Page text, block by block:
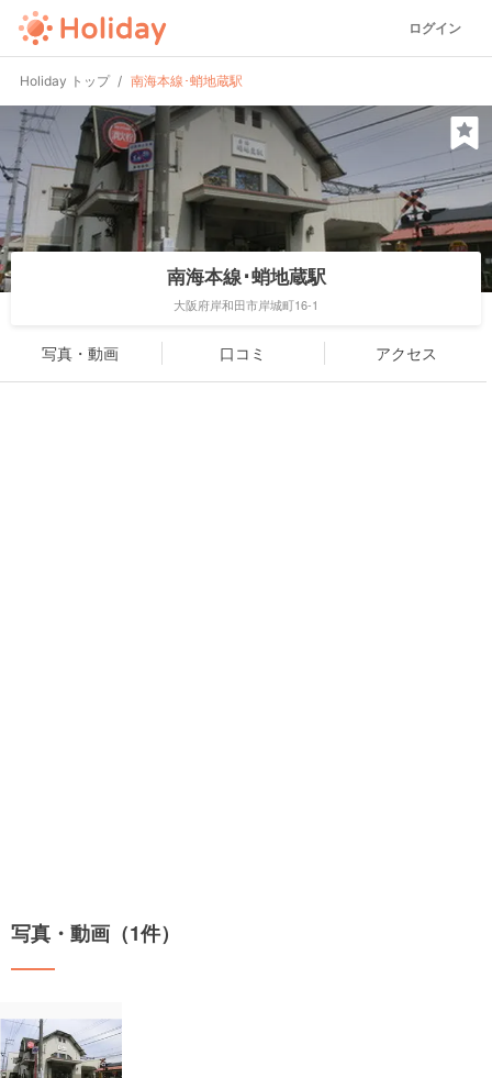
ログイン
Holiday トップ 南海本線･蛸地蔵駅
南海本線･蛸地蔵駅
大阪府岸和田市岸城町16-1
写真・動画 口コミ アクセス
写真・動画（1件）